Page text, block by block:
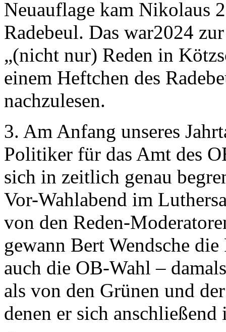
Neuauflage kam Nikolaus
Radebeul. Das war2024
„(nicht nur) Reden in
einem Heftchen des
nachzulesen.
3. Am Anfang unseres
Politiker für das Amt des
sich in zeitlich genau
Vor-Wahlabend im
von den Reden-
gewann Bert Wendsche
auch die OB-Wahl –
als von den Grünen und
denen er sich